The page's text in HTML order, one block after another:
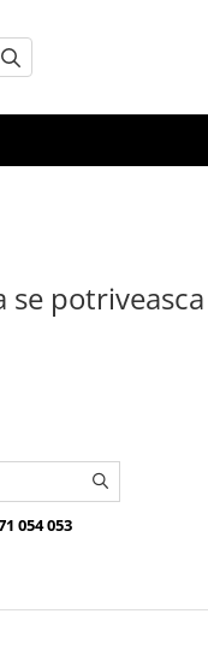
054 053